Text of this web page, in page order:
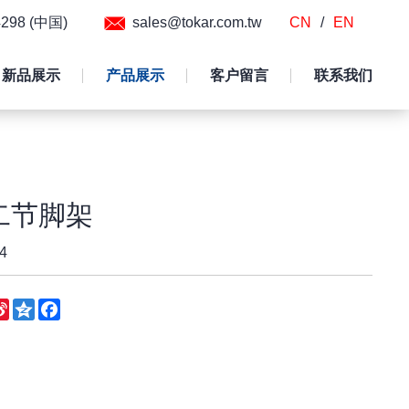
新品展示 产品展示 客户留言 联系我们
(中国) sales@tokar.com.tw CN / EN
节脚架
Sina
Weibo
QzoneFacebook